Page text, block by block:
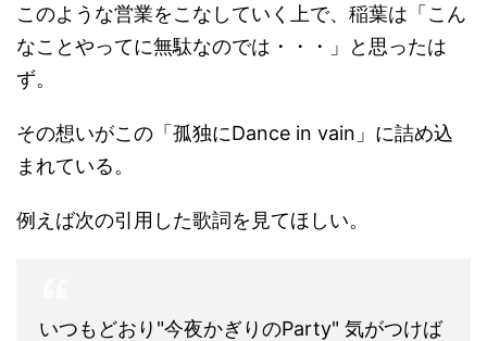
このような営業をこなしていく上で、稲葉は「こん
なことやってに無駄なのでは・・・」と思ったは
ず。
その想いがこの「孤独にDance in vain」に詰め込
まれている。
例えば次の引用した歌詞を見てほしい。
いつもどおり"今夜かぎりのParty" 気がつけば